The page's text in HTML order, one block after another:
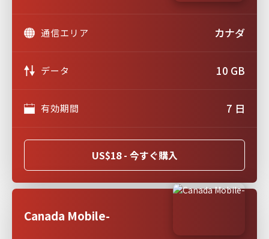
通信エリア カナダ
データ 10 GB
有効期間 7 日
US$18 - 今すぐ購入
Canada Mobile-